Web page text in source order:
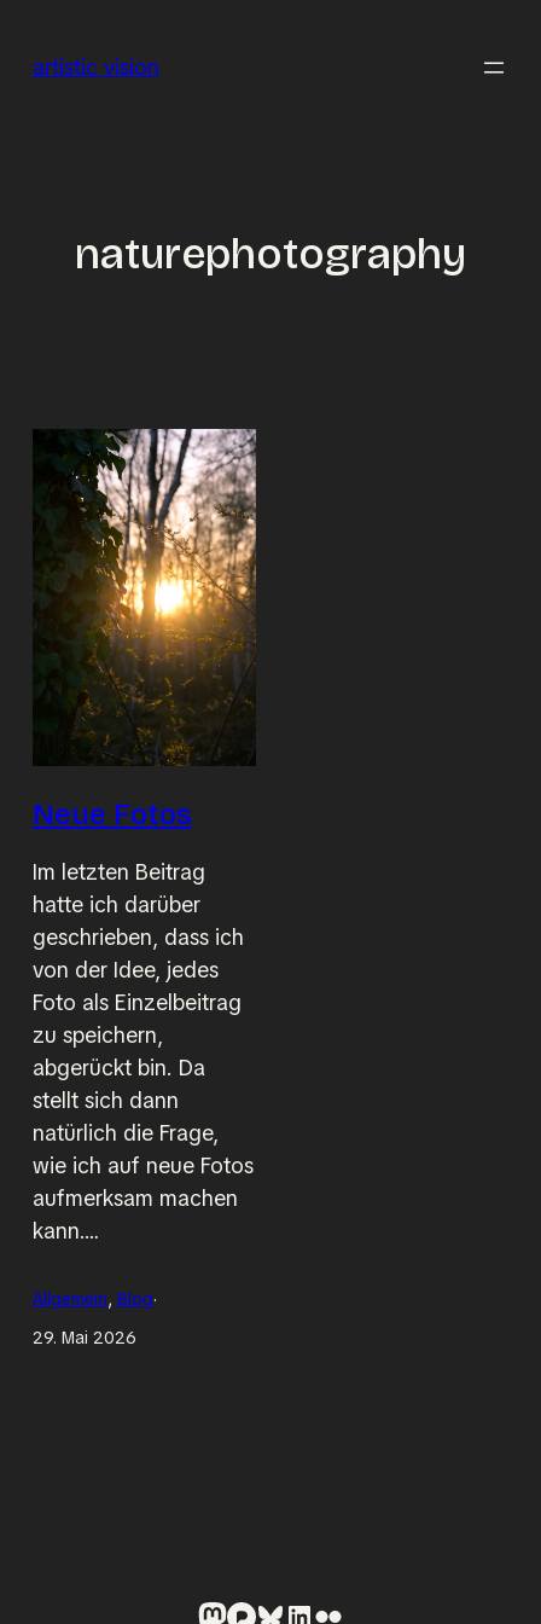
Inhalt
artistic vision
naturephotography
Neue Fotos
Im letzten Beitrag
hatte ich darüber
geschrieben, dass ich
von der Idee, jedes
Foto als Einzelbeitrag
zu speichern,
abgerückt bin. Da
stellt sich dann
natürlich die Frage,
wie ich auf neue Fotos
aufmerksam machen
kann.…
Allgemein, Blog·
29. Mai 2026
Mastodon Pixelfed Bluesky LinkedIn Flickr